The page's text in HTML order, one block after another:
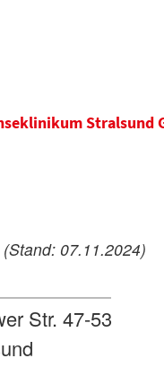
Stralsund
(Stand: 07.11.2024)
Str. 47-53